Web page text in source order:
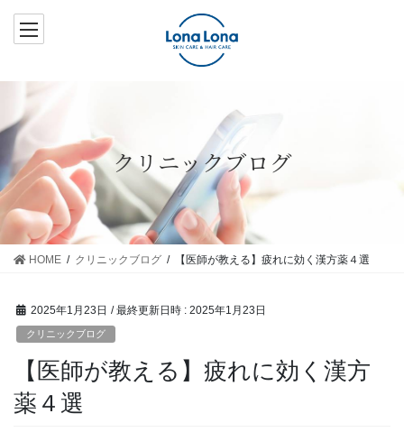
ッ
移
クリニックブログ
HOME クリニックブログ 【医師が教える】疲れに効く漢方薬４選
2025年1月23日 / 最終更新日時 : 2025年1月23日
クリニックブログ
【医師が教える】疲れに効く漢方
薬４選